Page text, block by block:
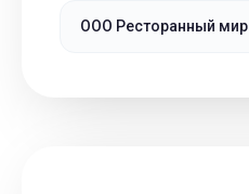
ООО Ресторанный мир